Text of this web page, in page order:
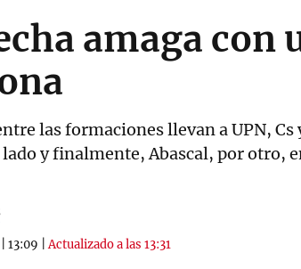
amaga con
las formaciones llevan a UPN,
y finalmente, Abascal, por otro,
13:09 |Actualizado a las 13:31